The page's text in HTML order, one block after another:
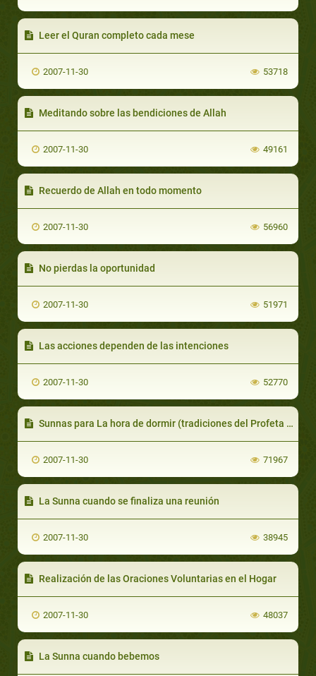
Leer el Quran completo cada mese
2007-11-30 53718
Meditando sobre las bendiciones de Allah
2007-11-30 49161
Recuerdo de Allah en todo momento
2007-11-30 56960
No pierdas la oportunidad
2007-11-30 51971
Las acciones dependen de las intenciones
2007-11-30 52770
Sunnas para La hora de dormir (tradiciones del Profeta (SAAWS))
2007-11-30 71967
La Sunna cuando se finaliza una reunión
2007-11-30 38945
Realización de las Oraciones Voluntarias en el Hogar
2007-11-30 48037
La Sunna cuando bebemos